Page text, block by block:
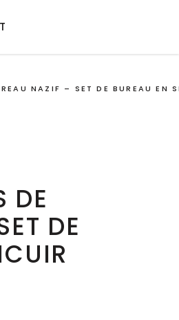
NAZIF – SET DE BUREAU EN
DE
DE